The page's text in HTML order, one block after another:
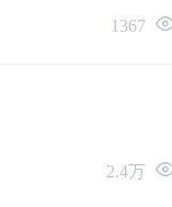
1367
2.4万